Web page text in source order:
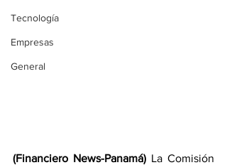
Tecnología
Empresas
General
(Financiero News-Panamá) La Comisión